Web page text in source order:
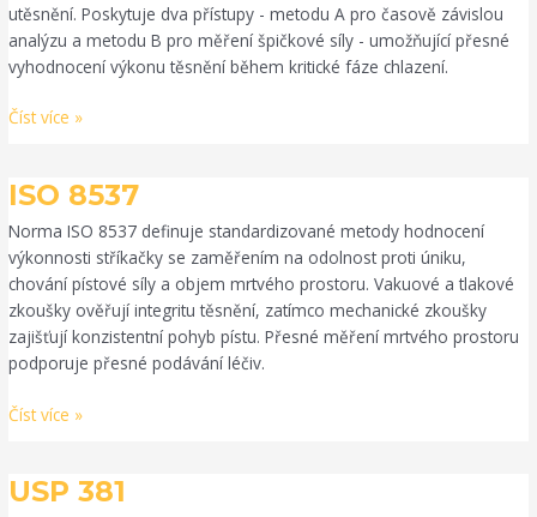
utěsnění. Poskytuje dva přístupy - metodu A pro časově závislou
analýzu a metodu B pro měření špičkové síly - umožňující přesné
vyhodnocení výkonu těsnění během kritické fáze chlazení.
Číst více »
ISO 8537
Norma ISO 8537 definuje standardizované metody hodnocení
výkonnosti stříkačky se zaměřením na odolnost proti úniku,
chování pístové síly a objem mrtvého prostoru. Vakuové a tlakové
zkoušky ověřují integritu těsnění, zatímco mechanické zkoušky
zajišťují konzistentní pohyb pístu. Přesné měření mrtvého prostoru
podporuje přesné podávání léčiv.
ISO
Číst více »
USP 381
USP